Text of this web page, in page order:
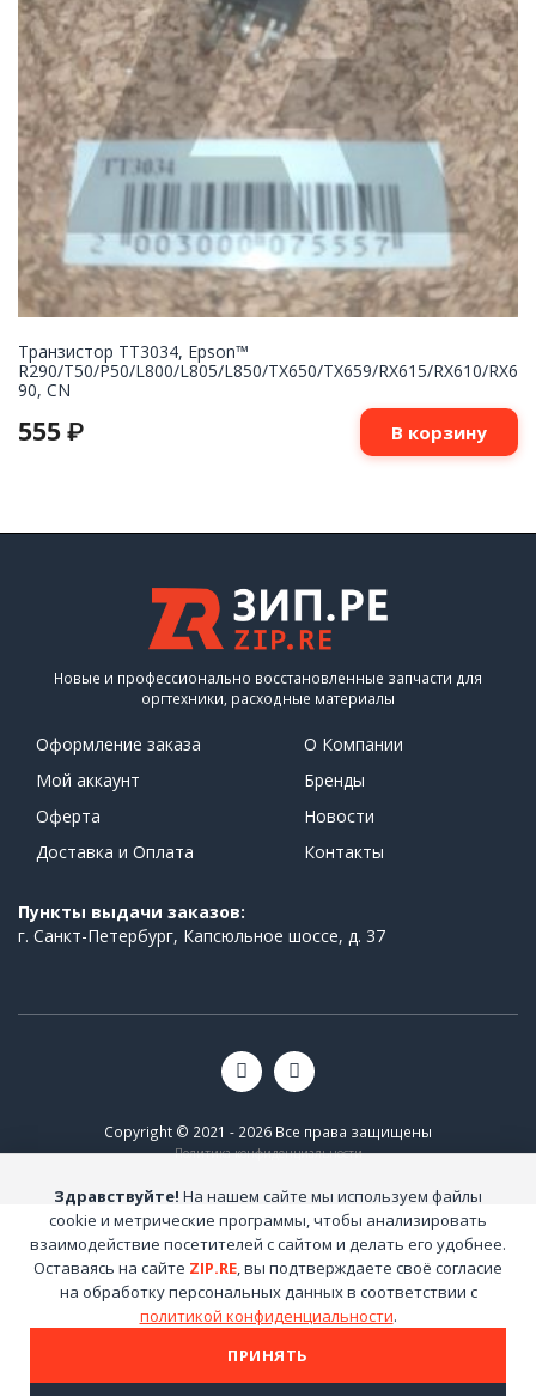
Транзистор TT3034, Epson™
R290/T50/P50/L800/L805/L850/TX650/TX659/RX615/RX610/RX6
90, CN
555 ₽ В корзину
Новые и профессионально восстановленные запчасти для
оргтехники, расходные материалы
Оформление заказа
Мой аккаунт
Оферта
Доставка и Оплата
О Компании
Бренды
Новости
Контакты
Пункты выдачи заказов:
г. Санкт-Петербург, Капсюльное шоссе, д. 37
Copyright © 2021 - 2026 Все права защищены
Политика конфиденциальности
Здравствуйте! На нашем сайте мы используем файлы
cookie и метрические программы, чтобы анализировать
взаимодействие посетителей с сайтом и делать его удобнее.
Оставаясь на сайте ZIP.RE, вы подтверждаете своё согласие
на обработку персональных данных в соответствии с
политикой конфиденциальности.
ПРИНЯТЬ